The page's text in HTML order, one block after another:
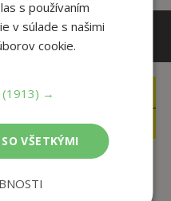
s používaním
v súlade s našimi
cookie.
(1913) →
VŠETKÝMI